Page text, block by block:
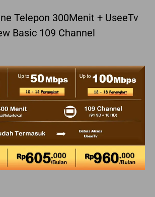
Telepon 300Menit + UseeTv
Basic 109 Channel